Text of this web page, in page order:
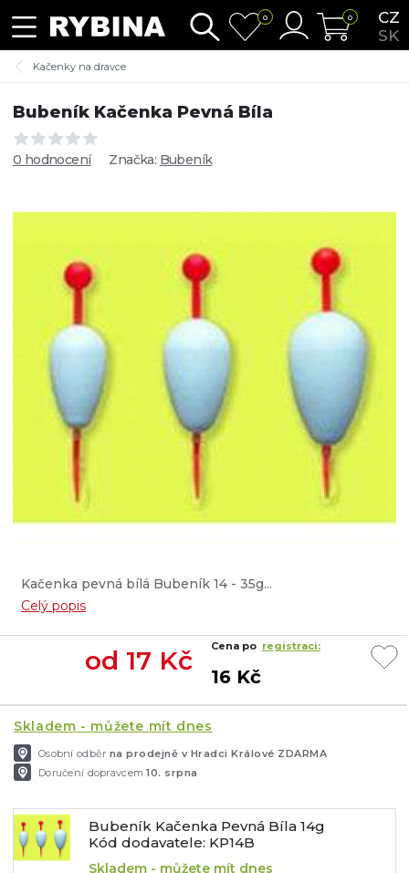
CZ
SK
0 0
Kačenky na dravce
Bubeník Kačenka Pevná Bíla
0 hodnocení Značka: Bubeník
Kačenka pevná bílá Bubeník 14 - 35g...
Celý popis
od 17 Kč Cena po registraci:
16 Kč
Skladem - můžete mít dnes
Osobní odběr na prodejně v Hradci Králové ZDARMA
Doručení dopravcem10. srpna
Bubeník Kačenka Pevná Bíla 14g
Kód dodavatele: KP14B
Skladem - můžete mít dnes